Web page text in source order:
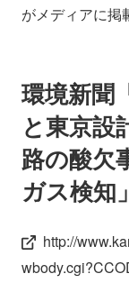
採用
IR情
がメディアに掲
環境新聞
と東京設
路の酸欠
ガス検知」
http://